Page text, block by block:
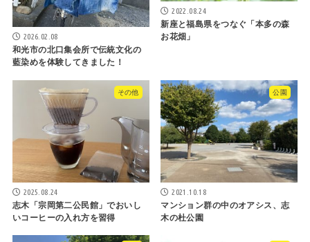
2026.02.08
和光市の北口集会所で伝統文化の
藍染めを体験してきました！
2022.08.24
新座と福島県をつなぐ「本多の森
お花畑」
その他
2025.08.24
志木「宗岡第二公民館」でおいし
いコーヒーの入れ方を習得
公園
2021.10.18
マンション群の中のオアシス、志
木の杜公園